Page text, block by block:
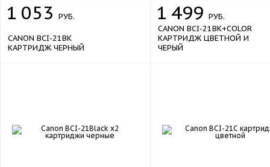
1 053 РУБ.
CANON BCI-21BK
КАРТРИДЖ ЧЕРНЫЙ
1 499 РУБ.
CANON BCI-21BK+COLOR
КАРТРИДЖ ЦВЕТНОЙ И
ЧЕРЫЙ